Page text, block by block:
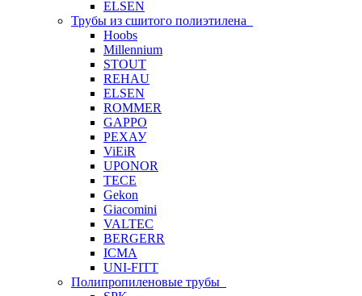
ELSEN
Трубы из сшитого полиэтилена
Hoobs
Millennium
STOUT
REHAU
ELSEN
ROMMER
GAPPO
РЕХАУ
ViEiR
UPONOR
TECE
Gekon
Giacomini
VALTEC
BERGERR
ICMA
UNI-FITT
Полипропиленовые трубы